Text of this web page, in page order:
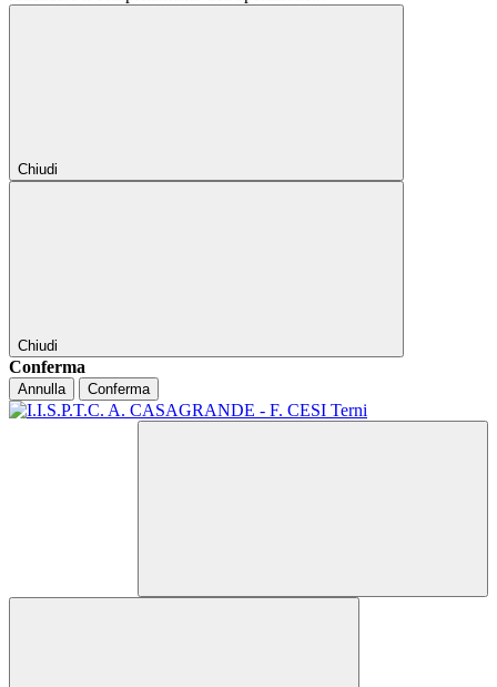
Chiudi
Chiudi
Conferma
Annulla Conferma